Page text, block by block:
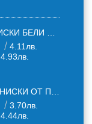
4.11лв.
4.93лв.
3.70лв.
4.44лв.